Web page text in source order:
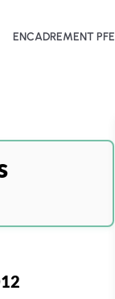
ENCADREMENT PFE